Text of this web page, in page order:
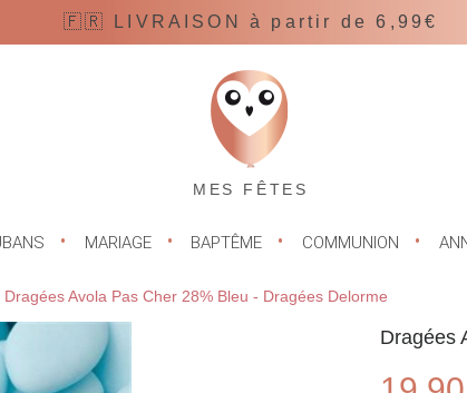
🇫🇷 LIVRAISON à partir de 6,99€
MES FÊTES
MARIAGE BAPTÊME COMMUNION
Dragées Avola Pas Cher 28% Bleu - Dragées Delorme
Dragées